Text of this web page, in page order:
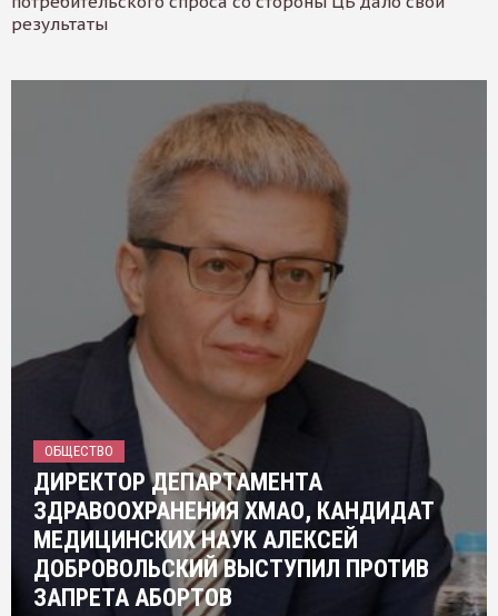
результаты
ОБЩЕСТВО
ДИРЕКТОР ДЕПАРТАМЕНТА
ЗДРАВООХРАНЕНИЯ ХМАО, КАНДИДАТ
МЕДИЦИНСКИХ НАУК АЛЕКСЕЙ
ДОБРОВОЛЬСКИЙ ВЫСТУПИЛ ПРОТИВ
ЗАПРЕТА АБОРТОВ